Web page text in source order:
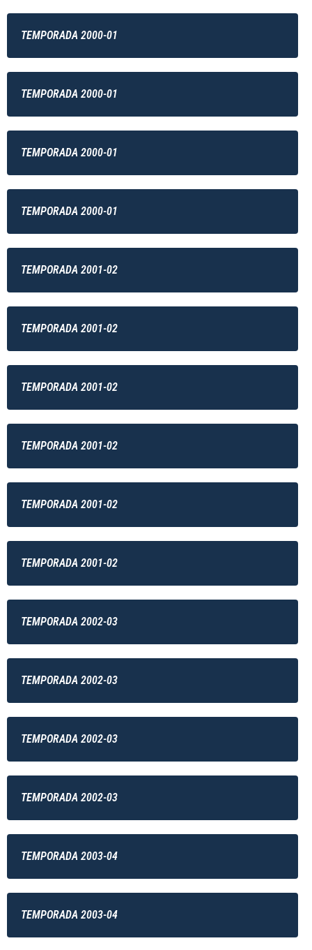
TEMPORADA 2000-01
TEMPORADA 2000-01
TEMPORADA 2000-01
TEMPORADA 2000-01
TEMPORADA 2001-02
TEMPORADA 2001-02
TEMPORADA 2001-02
TEMPORADA 2001-02
TEMPORADA 2001-02
TEMPORADA 2001-02
TEMPORADA 2002-03
TEMPORADA 2002-03
TEMPORADA 2002-03
TEMPORADA 2002-03
TEMPORADA 2003-04
TEMPORADA 2003-04